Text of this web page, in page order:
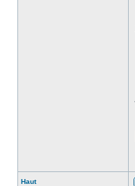
Haut